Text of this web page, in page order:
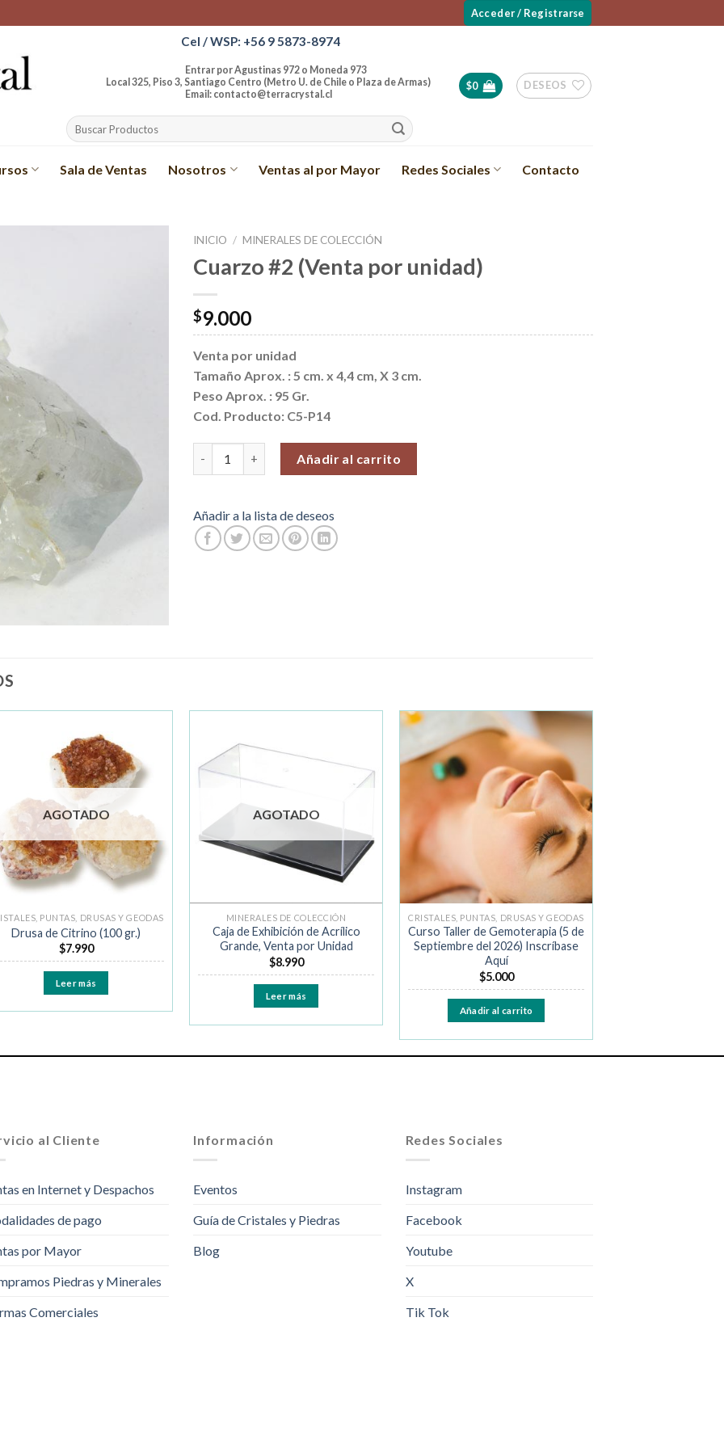
Acceder / Registrarse
Cel / WSP: +56 9 5873-8974
Entrar por Agustinas 972 o Moneda 973
Local 325, Piso 3, Santiago Centro (Metro U. de Chile o Plaza de Armas)
Email: contacto@terracrystal.cl
Buscar
por:
$0 DESEOS
Sala de Ventas Nosotros Ventas al por Mayor Redes Sociales Contacto
INICIO / MINERALES DE COLECCIÓN
Cuarzo #2 (Venta por unidad)
$9.000
Venta por unidad
Tamaño Aprox. : 5 cm. x 4,4 cm, X 3 cm.
Peso Aprox. : 95 Gr.
Cod. Producto: C5-P14
Añadir al carrito
Añadir a la lista de deseos
Añadir
a la
lista de
deseos
AGOTADO
PUNTAS, DRUSAS Y GEODAS
Drusa de Citrino (100 gr.)
$7.990
Leer más
a la
lista de
deseos
AGOTADO
MINERALES DE COLECCIÓN
Caja de Exhibición de Acrílico
Grande, Venta por Unidad
$8.990
Leer más
Añadir
a la
lista de
deseos
CRISTALES, PUNTAS, DRUSAS Y GEODAS
Curso Taller de Gemoterapia (5 de
Septiembre del 2026) Inscríbase
Aquí
$5.000
Añadir al carrito
al Cliente
en Internet y Despachos
de pago
por Mayor
Piedras y Minerales
Comerciales
Información
Eventos
Guía de Cristales y Piedras
Blog
Redes Sociales
Instagram
Facebook
Youtube
X
Tik Tok